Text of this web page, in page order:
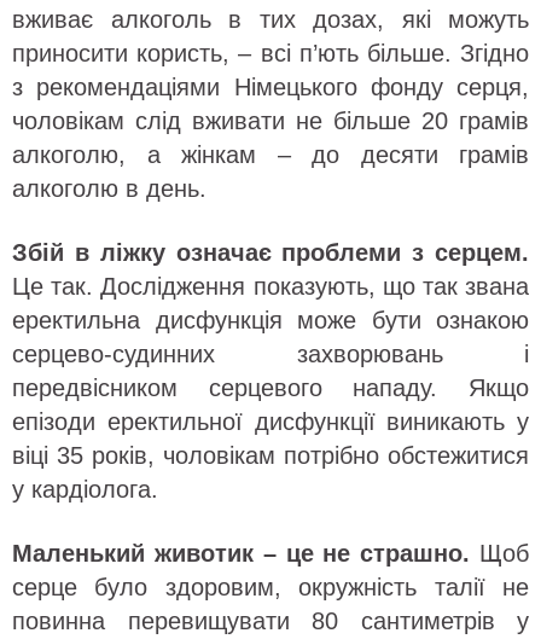
вживає алкоголь в тих дозах, які можуть
приносити користь, – всі п’ють більше. Згідно
з рекомендаціями Німецького фонду серця,
чоловікам слід вживати не більше 20 грамів
алкоголю, а жінкам – до десяти грамів
алкоголю в день.
Збій в ліжку означає проблеми з серцем.
Це так. Дослідження показують, що так звана
еректильна дисфункція може бути ознакою
серцево-судинних захворювань і
передвісником серцевого нападу. Якщо
епізоди еректильної дисфункції виникають у
віці 35 років, чоловікам потрібно обстежитися
у кардіолога.
Маленький животик – це не страшно. Щоб
серце було здоровим, окружність талії не
повинна перевищувати 80 сантиметрів у